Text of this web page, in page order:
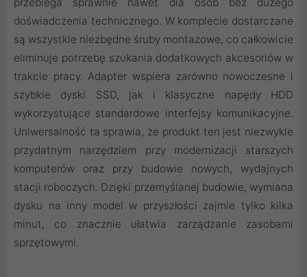
przebiega sprawnie nawet dla osób bez dużego
doświadczenia technicznego. W komplecie dostarczane
są wszystkie niezbędne śruby montażowe, co całkowicie
eliminuje potrzebę szukania dodatkowych akcesoriów w
trakcie pracy. Adapter wspiera zarówno nowoczesne i
szybkie dyski SSD, jak i klasyczne napędy HDD
wykorzystujące standardowe interfejsy komunikacyjne.
Uniwersalność ta sprawia, że produkt ten jest niezwykle
przydatnym narzędziem przy modernizacji starszych
komputerów oraz przy budowie nowych, wydajnych
stacji roboczych. Dzięki przemyślanej budowie, wymiana
dysku na inny model w przyszłości zajmie tylko kilka
minut, co znacznie ułatwia zarządzanie zasobami
sprzętowymi.